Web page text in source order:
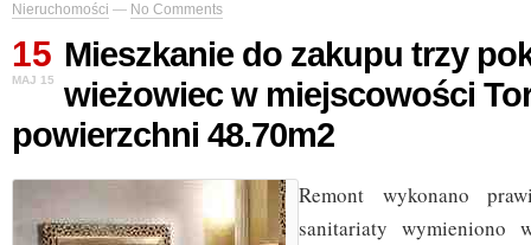
Nieruchomości — No Comments
15
MAJ 15
Mieszkanie do zakupu trzy
wieżowiec w miejscowości
powierzchni 48.70m2
Remont wykonano
sanitariaty wymieniono